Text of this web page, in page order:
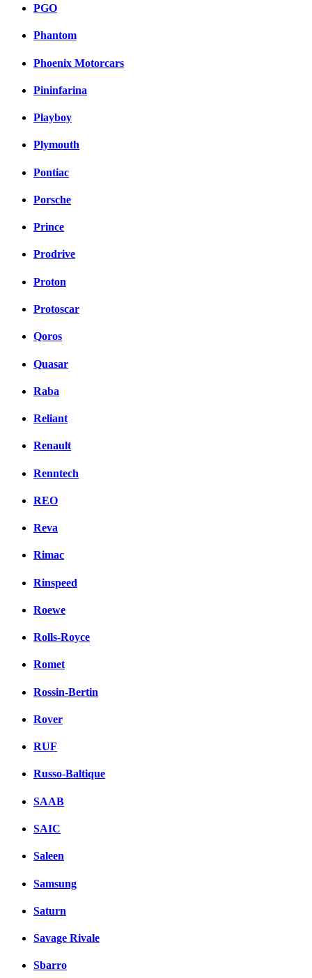
PGO
Phantom
Phoenix Motorcars
Pininfarina
Playboy
Plymouth
Pontiac
Porsche
Prince
Prodrive
Proton
Protoscar
Qoros
Quasar
Raba
Reliant
Renault
Renntech
REO
Reva
Rimac
Rinspeed
Roewe
Rolls-Royce
Romet
Rossin-Bertin
Rover
RUF
Russo-Baltique
SAAB
SAIC
Saleen
Samsung
Saturn
Savage Rivale
Sbarro